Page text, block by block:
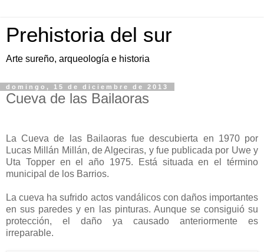
Prehistoria del sur
Arte sureño, arqueología e historia
domingo, 15 de diciembre de 2013
Cueva de las Bailaoras
La Cueva de las Bailaoras fue descubierta en 1970 por
Lucas Millán Millán, de Algeciras, y fue publicada por Uwe y
Uta Topper en el año 1975. Está situada en el término
municipal de los Barrios.
La cueva ha sufrido actos vandálicos con daños importantes
en sus paredes y en las pinturas. Aunque se consiguió su
protección, el daño ya causado anteriormente es
irreparable.